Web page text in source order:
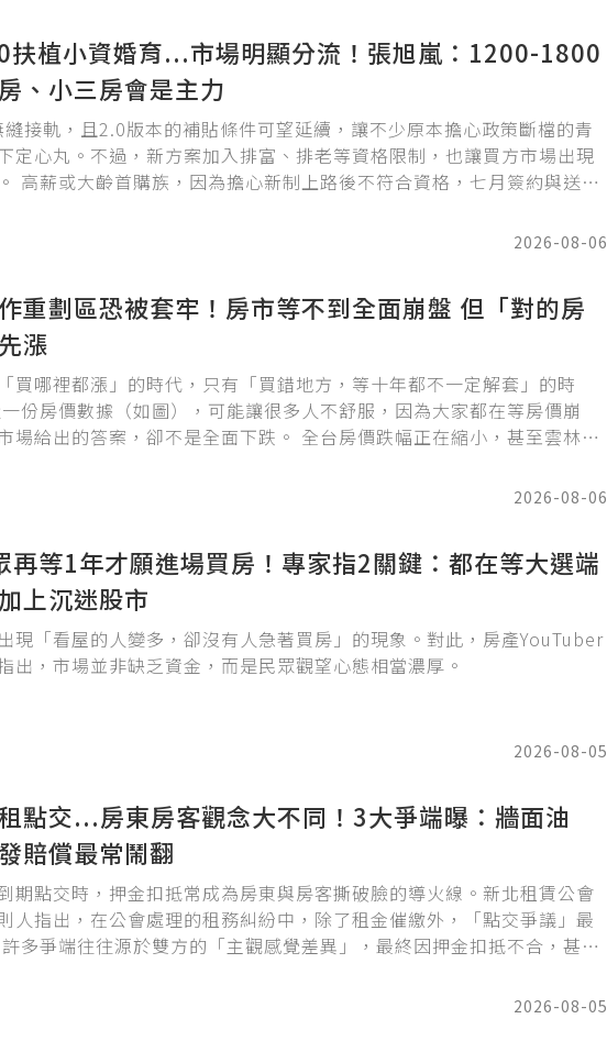
扶植小資婚育...市場明顯分流！張旭嵐：1200-1800
、小三房會是主力
接軌，且2.0版本的補貼條件可望延續，讓不少原本擔心政策斷檔的青
定心丸。不過，新方案加入排富、排老等資格限制，也讓買方市場出現
高薪或大齡首購族，因為擔心新制上路後不符合資格，七月簽約與送件
，願意微調預算上限，對屋齡、坪數條件也更有彈性。有人趕末班車，有
2026-08-06
重劃區恐被套牢！房市等不到全面崩盤 但「對的房
漲
買哪裡都漲」的時代，只有「買錯地方，等十年都不一定解套」的時
份房價數據（如圖），可能讓很多人不舒服，因為大家都在等房價崩
場給出的答案，卻不是全面下跌。 全台房價跌幅正在縮小，甚至雲林、
2026-08-06
再等1年才願進場買房！專家指2關鍵：都在等大選端
上沉迷股市
現「看屋的人變多，卻沒有人急著買房」的現象。對此，房產YouTuber
出，市場並非缺乏資金，而是民眾觀望心態相當濃厚。
2026-08-05
點交...房東房客觀念大不同！3大爭端曝：牆面油
賠償最常鬧翻
期點交時，押金扣抵常成為房東與房客撕破臉的導火線。新北租賃公會
人指出，在公會處理的租務糾紛中，除了租金催繳外，「點交爭議」最
多爭端往往源於雙方的「主觀感覺差異」，最終因押金扣抵不合，甚至
2026-08-05